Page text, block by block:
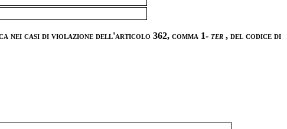
nei casi di violazione dell'articolo 362, comma 1- ter , del codice di